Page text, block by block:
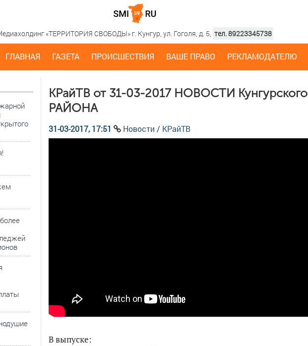
«ТЕРРИТОРИЯ СВОБОДЫ» г. Кунгур, ул. Гоголя, д. 5, тел. 89223345738
ГЛАВНАЯ ГАЗЕТА ПРОИСШЕСТВИЯ ВАШЕ ПРАВО РЕКЛАМОДАТЕЛЮ
КРайТВ от 31-03-2017 НОВОСТИ Кунгурского
РАЙОНА
31-03-2017, 17:51 Новости / КРайТВ
В выпуске: